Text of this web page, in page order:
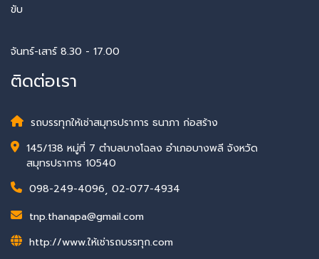
ขับ
จันทร์-เสาร์ 8.30 - 17.00
ติดต่อเรา
รถบรรทุกให้เช่าสมุทรปราการ ธนาภา ก่อสร้าง
145/138 หมู่ที่ 7 ตำบลบางโฉลง อำเภอบางพลี จังหวัด
สมุทรปราการ 10540
098-249-4096, 02-077-4934
tnp.thanapa@gmail.com
http://www.ให้เช่ารถบรรทุก.com